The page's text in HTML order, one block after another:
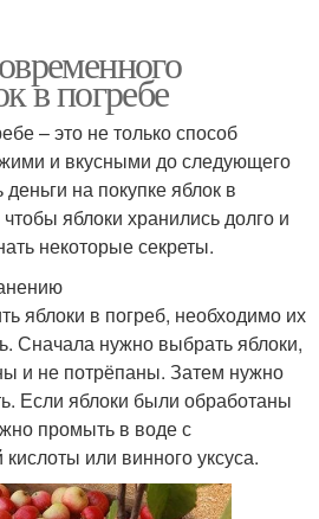
в погребе
– это не только способ
и вкусными до следующего
на покупке яблок в
яблоки хранились долго и
некоторые секреты.
яблоки в погреб, необходимо их
Сначала нужно выбрать яблоки,
и не потрёпаны. Затем нужно
Если яблоки были обработаны
промыть в воде с
или винного уксуса.